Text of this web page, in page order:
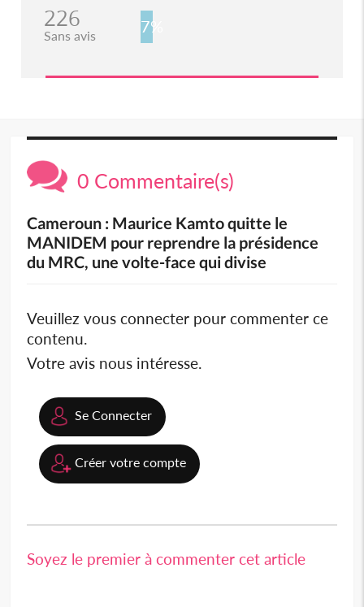
226
Sans avis 7%
0 Commentaire(s)
Cameroun : Maurice Kamto quitte le
MANIDEM pour reprendre la présidence
du MRC, une volte-face qui divise
Veuillez vous connecter pour commenter ce
contenu.
Votre avis nous intéresse.
Se Connecter
Créer votre compte
Soyez le premier à commenter cet article